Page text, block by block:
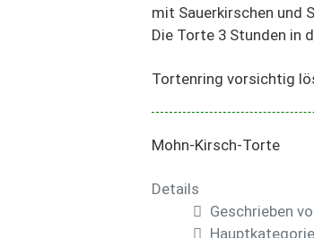
mit Sauerkirschen und
Die Torte 3 Stunden in
Tortenring vorsichtig
Mohn-Kirsch-Torte
Details
Geschrieben